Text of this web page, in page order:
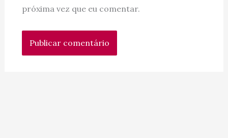
próxima vez que eu comentar.